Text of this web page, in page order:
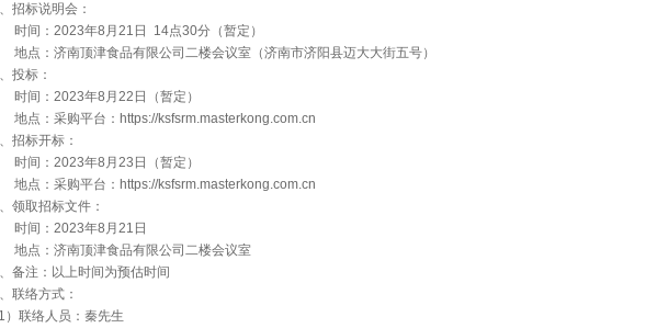
招标说明会：
间：2023年8月21日 14点30分（暂定）
点：济南顶津食品有限公司二楼会议室（济南市济阳县迈大大街五号）
投标：
间：2023年8月22日（暂定）
点：采购平台：https://ksfsrm.masterkong.com.cn
招标开标：
间：2023年8月23日（暂定）
点：采购平台：https://ksfsrm.masterkong.com.cn
领取招标文件：
间：2023年8月21日
点：济南顶津食品有限公司二楼会议室
备注：以上时间为预估时间
联络方式：
联络人员：秦先生